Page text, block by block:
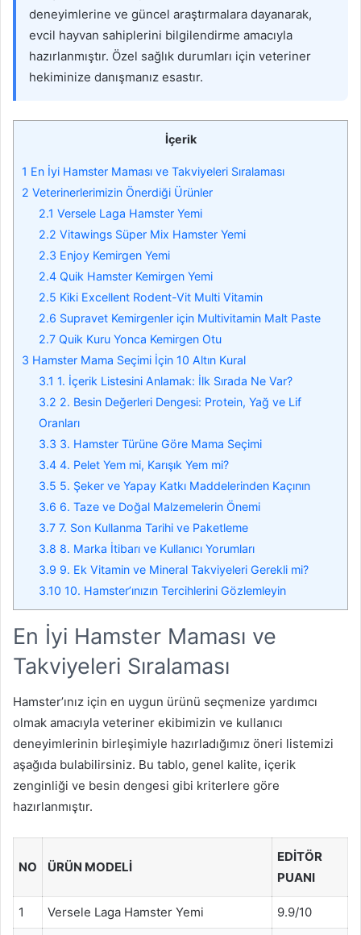
deneyimlerine ve güncel araştırmalara dayanarak,
evcil hayvan sahiplerini bilgilendirme amacıyla
hazırlanmıştır. Özel sağlık durumları için veteriner
hekiminize danışmanız esastır.
İçerik
1 En İyi Hamster Maması ve Takviyeleri Sıralaması
2 Veterinerlerimizin Önerdiği Ürünler
2.1 Versele Laga Hamster Yemi
2.2 Vitawings Süper Mix Hamster Yemi
2.3 Enjoy Kemirgen Yemi
2.4 Quik Hamster Kemirgen Yemi
2.5 Kiki Excellent Rodent-Vit Multi Vitamin
2.6 Supravet Kemirgenler için Multivitamin Malt Paste
2.7 Quik Kuru Yonca Kemirgen Otu
3 Hamster Mama Seçimi İçin 10 Altın Kural
3.1 1. İçerik Listesini Anlamak: İlk Sırada Ne Var?
3.2 2. Besin Değerleri Dengesi: Protein, Yağ ve Lif
Oranları
3.3 3. Hamster Türüne Göre Mama Seçimi
3.4 4. Pelet Yem mi, Karışık Yem mi?
3.5 5. Şeker ve Yapay Katkı Maddelerinden Kaçının
3.6 6. Taze ve Doğal Malzemelerin Önemi
3.7 7. Son Kullanma Tarihi ve Paketleme
3.8 8. Marka İtibarı ve Kullanıcı Yorumları
3.9 9. Ek Vitamin ve Mineral Takviyeleri Gerekli mi?
3.10 10. Hamster’ınızın Tercihlerini Gözlemleyin
En İyi Hamster Maması ve
Takviyeleri Sıralaması
Hamster’ınız için en uygun ürünü seçmenize yardımcı
olmak amacıyla veteriner ekibimizin ve kullanıcı
deneyimlerinin birleşimiyle hazırladığımız öneri listemizi
aşağıda bulabilirsiniz. Bu tablo, genel kalite, içerik
zenginliği ve besin dengesi gibi kriterlere göre
hazırlanmıştır.
NO ÜRÜN MODELI
EDITÖR
PUANI
1 Versele Laga Hamster Yemi 9.9/10